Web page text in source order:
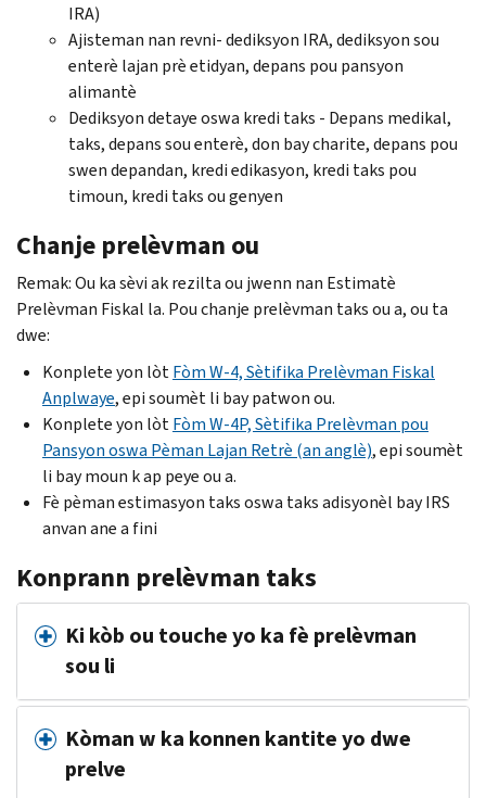
IRA)
Ajisteman nan revni- dediksyon IRA, dediksyon sou
enterè lajan prè etidyan, depans pou pansyon
alimantè
Dediksyon detaye oswa kredi taks - Depans medikal,
taks, depans sou enterè, don bay charite, depans pou
swen depandan, kredi edikasyon, kredi taks pou
timoun, kredi taks ou genyen
Chanje prelèvman ou
Remak: Ou ka sèvi ak rezilta ou jwenn nan Estimatè
Prelèvman Fiskal la. Pou chanje prelèvman taks ou a, ou ta
dwe:
Konplete yon lòtFòm W-4, Sètifika Prelèvman Fiskal
Anplwaye, epi soumèt li bay patwon ou.
Konplete yon lòtFòm W-4P, Sètifika Prelèvman pou
Pansyon oswa Pèman Lajan Retrè (an anglè), epi soumèt
li bay moun k ap peye ou a.
Fè pèman estimasyon taks oswa taks adisyonèl bay IRS
anvan ane a fini
Konprann prelèvman taks
Ki kòb ou touche yo ka fè prelèvman
sou li
Kòman w ka konnen kantite yo dwe
prelve